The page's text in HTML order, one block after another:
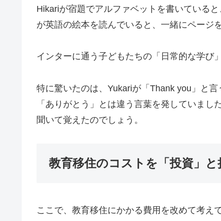
Hikariが宿題でアルファベットを書いている
が英語の絵本を読んでいると、一緒にページ
インターに通う子どもたちの「日常的な学び
特に驚いたのは、Yukariが「Thank you」と
「ありがとう」とは違う言葉を発していま
聞いて覚えたのでしょう。
教育移住のコストを「投資」
ここで、教育移住にかかる費用を改めて考え